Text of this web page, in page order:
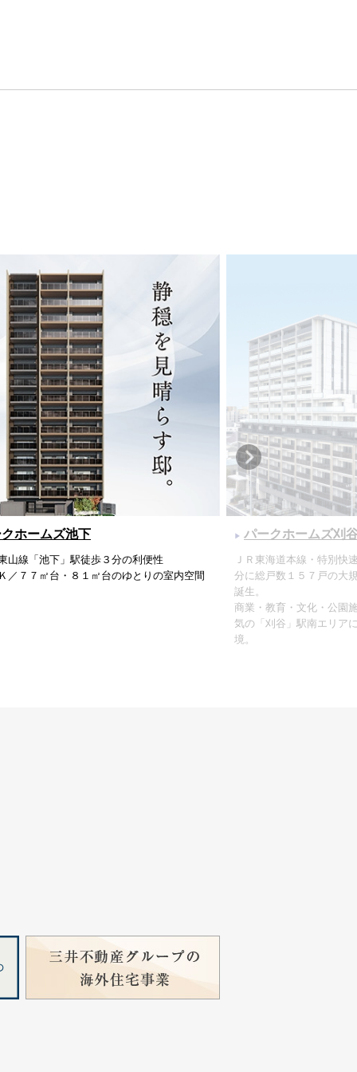
ホームズ池下
山線「池下」駅徒歩３分の利便性
／７７㎡台・８１㎡台のゆとりの室内空間
パークホームズ刈
ＪＲ東海道本線・特別快
分に総戸数１５７戸の大
誕生。
商業・教育・文化・公園
気の「刈谷」駅南エリア
境。